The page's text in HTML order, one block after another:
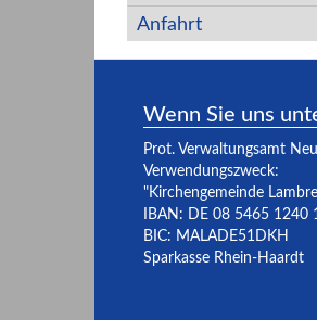
Anfahrt
Wenn Sie uns
Prot. Verwaltungsamt
Verwendungszweck:
"Kirchengemeinde
IBAN: DE 08 5465 1240
BIC: MALADE51DKH
Sparkasse Rhein-Haardt